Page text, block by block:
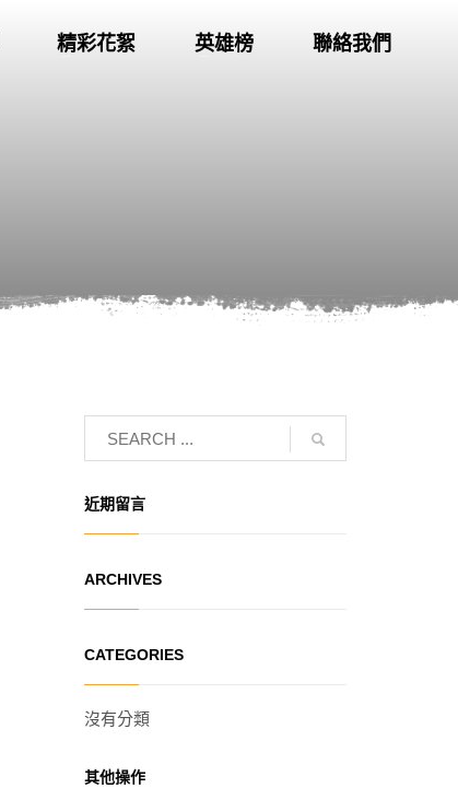
精彩花絮 英雄榜 聯絡我們
近期留言
ARCHIVES
CATEGORIES
沒有分類
其他操作